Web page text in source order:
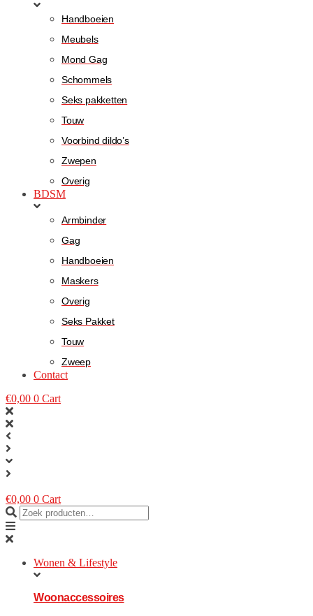
Handboeien
Meubels
Mond Gag
Schommels
Seks pakketten
Touw
Voorbind dildo’s
Zwepen
Overig
BDSM
Armbinder
Gag
Handboeien
Maskers
Overig
Seks Pakket
Touw
Zweep
Contact
€0,00 0 Cart
€0,00 0 Cart
Wonen & Lifestyle
Woonaccessoires